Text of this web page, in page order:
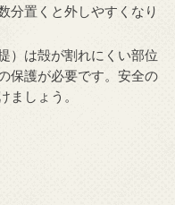
分置くと外しやすくなり
）は殻が割れにくい部位
保護が必要です。安全の
ましょう。